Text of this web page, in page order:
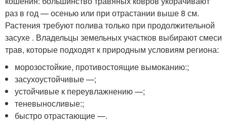
раз в год — осенью или при отрастании выше 8 см.
Растения требуют полива только при продолжительной
засухе . Владельцы земельных участков выбирают смеси
трав, которые подходят к природным условиям региона:
морозостойкие, противостоящие вымоканию:;
засухоустойчивые —;
устойчивые к переувлажнению —;
теневыносливые:;
быстро отрастающие —.